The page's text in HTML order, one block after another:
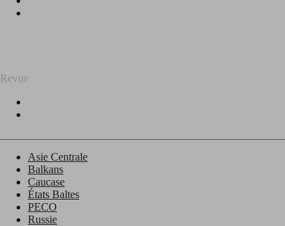
Revue
Asie Centrale
Balkans
Caucase
États Baltes
PECO
Russie